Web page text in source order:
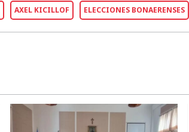
AXEL KICILLOF ELECCIONES BONAERENSES